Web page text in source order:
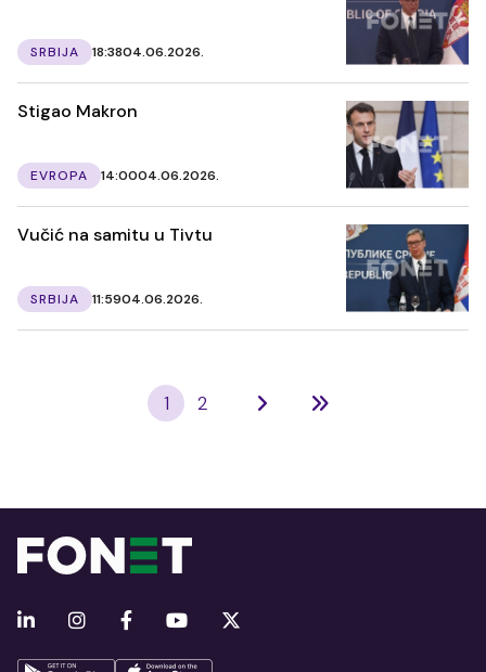
SRBIJA 18:3804.06.2026.
Stigao Makron
EVROPA 14:0004.06.2026.
Vučić na samitu u Tivtu
SRBIJA 11:5904.06.2026.
1 2